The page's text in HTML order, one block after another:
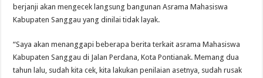
berjanji akan mengecek langsung bangunan Asrama Mahasiswa
Kabupaten Sanggau yang dinilai tidak layak.
“Saya akan menanggapi beberapa berita terkait asrama Mahasiswa
Kabupaten Sanggau di Jalan Perdana, Kota Pontianak. Memang dua
tahun lalu, sudah kita cek, kita lakukan penilaian asetnya, sudah rusak